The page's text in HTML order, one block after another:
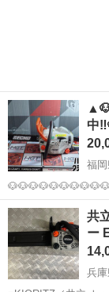
中
福
フト 飯塚店」 🐶 🐶🐶🐶🐶🐶🐶🐶🐶🐶🐶🐶🐶🐶🐶🐶🐶🐶🐶🐶🐶 ＜絶
賛オープンイベ
に「...
福岡 飯塚市
共
ー
兵